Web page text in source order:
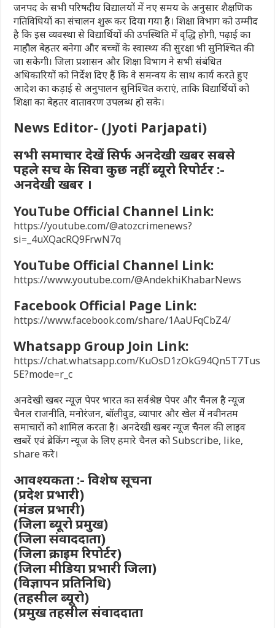
जनपद के सभी परिषदीय विद्यालयों में नए समय के अनुसार शैक्षणिक
गतिविधियों का संचालन शुरू कर दिया गया है। शिक्षा विभाग को उम्मीद
है कि इस व्यवस्था से विद्यार्थियों की उपस्थिति में वृद्धि होगी, पढ़ाई का
माहौल बेहतर बनेगा और बच्चों के स्वास्थ्य की सुरक्षा भी सुनिश्चित की
जा सकेगी। जिला प्रशासन और शिक्षा विभाग ने सभी संबंधित
अधिकारियों को निर्देश दिए हैं कि वे समन्वय के साथ कार्य करते हुए
आदेश का कड़ाई से अनुपालन सुनिश्चित कराएं, ताकि विद्यार्थियों को
शिक्षा का बेहतर वातावरण उपलब्ध हो सके।
News Editor- (Jyoti Parjapati)
सभी समाचार देखें सिर्फ अनदेखी खबर सबसे
पहले सच के सिवा कुछ नहीं ब्यूरो रिपोर्टर :-
अनदेखी खबर ।
YouTube Official Channel Link:
https://youtube.com/@atozcrimenews?
si=_4uXQacRQ9FrwN7q
YouTube Official Channel Link:
https://www.youtube.com/@AndekhiKhabarNews
Facebook Official Page Link:
https://www.facebook.com/share/1AaUFqCbZ4/
Whatsapp Group Join Link:
https://chat.whatsapp.com/KuOsD1zOkG94Qn5T7Tus
5E?mode=r_c
अनदेखी खबर न्यूज़ पेपर भारत का सर्वश्रेष्ठ पेपर और चैनल है न्यूज
चैनल राजनीति, मनोरंजन, बॉलीवुड, व्यापार और खेल में नवीनतम
समाचारों को शामिल करता है। अनदेखी खबर न्यूज चैनल की लाइव
खबरें एवं ब्रेकिंग न्यूज के लिए हमारे चैनल को Subscribe, like,
share करे।
आवश्यकता :- विशेष सूचना
(प्रदेश प्रभारी)
(मंडल प्रभारी)
(जिला ब्यूरो प्रमुख)
(जिला संवाददाता)
(जिला क्राइम रिपोर्टर)
(जिला मीडिया प्रभारी जिला)
(विज्ञापन प्रतिनिधि)
(तहसील ब्यूरो)
(प्रमुख तहसील संवाददाता